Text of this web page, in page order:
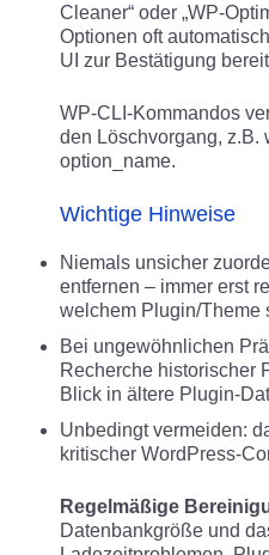
Cleaner“ oder „WP-
Optionen oft
UI zur Bestätigung
WP-CLI-Kommandos
den Löschvorgang, z.B.
option_name.
Wichtige Hinweise
Niemals unsicher
entfernen – immer erst
welchem Plugin/Theme
Bei ungewöhnlichen
Recherche historischer
Blick in ältere Plugin-
Unbedingt vermeiden:
kritischer WordPress-
Regelmäßige
Datenbankgröße und